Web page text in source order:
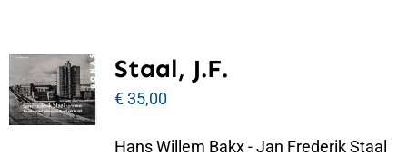
Staal, J.F.
€35,00
Hans Willem Bakx - Jan Frederik Staal